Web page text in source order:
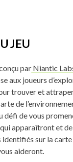
JEU
par Niantic
aux joueurs
trouver et
de
défi de vous
apparaîtront et
identifiés sur la
aideront.